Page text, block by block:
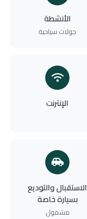
الأنشطة
جولات سياحية
الإنترنت
الاستقبال والتوديع
بسيارة خاصة
مشمول